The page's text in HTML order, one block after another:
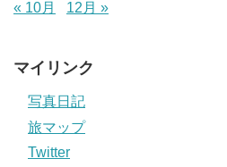
« 10月
12月 »
マイリンク
写真日記
旅マップ
Twitter